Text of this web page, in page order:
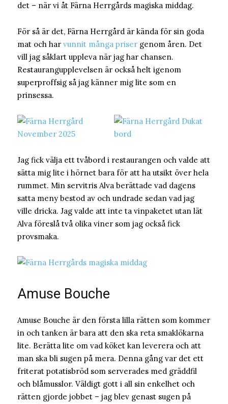
det – när vi åt Färna Herrgårds magiska middag.
För så är det, Färna Herrgård är kända för sin goda
mat och har vunnit många priser genom åren. Det
vill jag såklart uppleva när jag har chansen.
Restaurangupplevelsen är också helt igenom
superproffsig så jag känner mig lite som en
prinsessa.
Jag fick välja ett tvåbord i restaurangen och valde att
sätta mig lite i hörnet bara för att ha utsikt över hela
rummet. Min servitris Alva berättade vad dagens
satta meny bestod av och undrade sedan vad jag
ville dricka. Jag valde att inte ta vinpaketet utan lät
Alva föreslå två olika viner som jag också fick
provsmaka.
Amuse Bouche
Amuse Bouche är den första lilla rätten som kommer
in och tanken är bara att den ska reta smaklökarna
lite. Berätta lite om vad köket kan leverera och att
man ska bli sugen på mera. Denna gång var det ett
friterat potatisbröd som serverades med gräddfil
och blåmusslor. Väldigt gott i all sin enkelhet och
rätten gjorde jobbet – jag blev genast sugen på